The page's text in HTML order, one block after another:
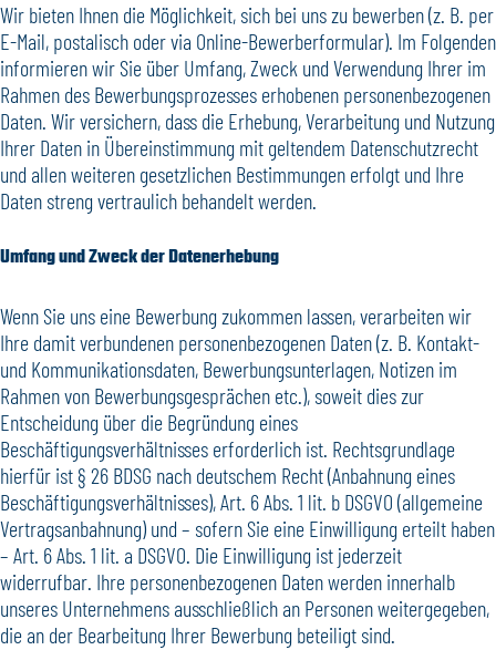
Wir bieten Ihnen die Möglichkeit, sich bei uns zu bewerben (z. B. per
E-Mail, postalisch oder via Online-Bewerberformular). Im Folgenden
informieren wir Sie über Umfang, Zweck und Verwendung Ihrer im
Rahmen des Bewerbungsprozesses erhobenen personenbezogenen
Daten. Wir versichern, dass die Erhebung, Verarbeitung und Nutzung
Ihrer Daten in Übereinstimmung mit geltendem Datenschutzrecht
und allen weiteren gesetzlichen Bestimmungen erfolgt und Ihre
Daten streng vertraulich behandelt werden.
Umfang und Zweck der Datenerhebung
Wenn Sie uns eine Bewerbung zukommen lassen, verarbeiten wir
Ihre damit verbundenen personenbezogenen Daten (z. B. Kontakt-
und Kommunikationsdaten, Bewerbungsunterlagen, Notizen im
Rahmen von Bewerbungsgesprächen etc.), soweit dies zur
Entscheidung über die Begründung eines
Beschäftigungsverhältnisses erforderlich ist. Rechtsgrundlage
hierfür ist § 26 BDSG nach deutschem Recht (Anbahnung eines
Beschäftigungsverhältnisses), Art. 6 Abs. 1 lit. b DSGVO (allgemeine
Vertragsanbahnung) und – sofern Sie eine Einwilligung erteilt haben
– Art. 6 Abs. 1 lit. a DSGVO. Die Einwilligung ist jederzeit
widerrufbar. Ihre personenbezogenen Daten werden innerhalb
unseres Unternehmens ausschließlich an Personen weitergegeben,
die an der Bearbeitung Ihrer Bewerbung beteiligt sind.